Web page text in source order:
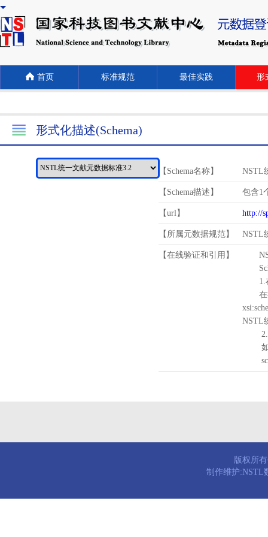
首页 标准规范 最佳实践 形
形式化描述(Schema)
【Schema名称】 NSTL
【Schema描述】 包含1
【url】 http://
【所属元数据规范】 NSTL
【在线验证和引用】
1.
在待
NSTL
2.
如需
版权所
制作维护:NSTL